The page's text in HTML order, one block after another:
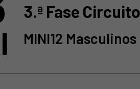
3.ª Fase
MINI12